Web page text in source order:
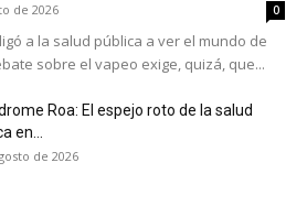
de 2026 0
a la salud pública a ver el mundo de
sobre el vapeo exige, quizá, que...
Roa: El espejo roto de la salud
en...
de 2026